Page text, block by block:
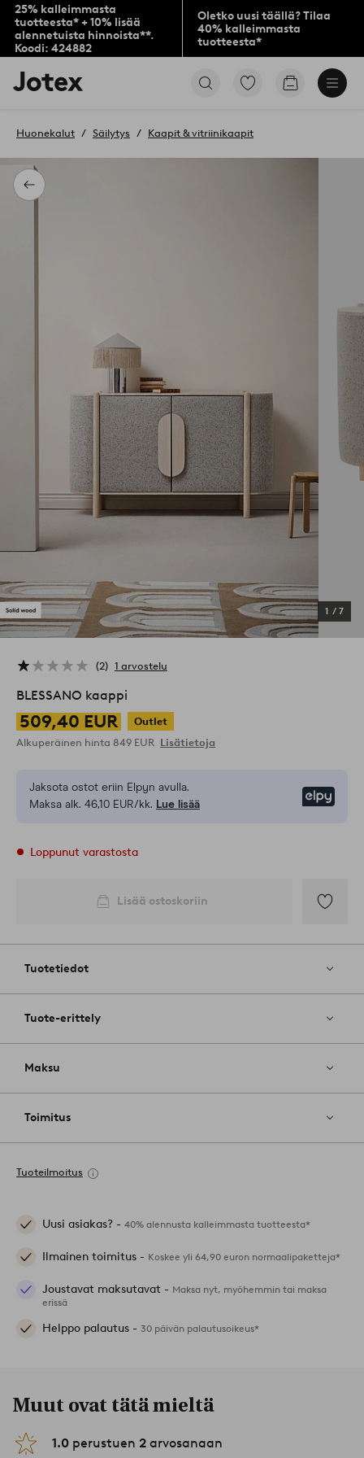
25% kalleimmasta
tuotteesta* + 10% lisää
alennetuista hinnoista**.
Koodi: 424882
Oletko uusi täällä? Tilaa
40% kalleimmasta
tuotteesta*
Jotex-
logo
aloitussivulle
Siirry
Siirry
Takaisin
Huonekalut Säilytys Kaapit & vitriinikaapit
1 / 7
2 1 arvostelu
BLESSANO kaappi
509,40 EUR
Outlet
Alkuperäinen hinta 849 EUR Lisätietoja
Jaksota ostot eriin Elpyn avulla.
Maksa alk. 46,10 EUR/kk. Lue lisää
Loppunut varastosta
Lisää ostoskoriin
Tuotetiedot
Tuote-erittely
Maksu
Toimitus
Tuoteilmoitus
Uusi asiakas? - 40% alennusta kalleimmasta tuotteesta*
Ilmainen toimitus - Koskee yli 64,90 euron normaalipaketteja*
Joustavat maksutavat - Maksa nyt, myöhemmin tai maksa
erissä
Helppo palautus - 30 päivän palautusoikeus*
Muut ovat tätä mieltä
1.0 perustuen 2 arvosanaan